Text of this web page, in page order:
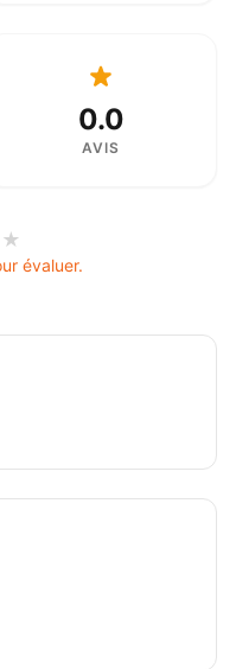
0.0
AVIS
★
évaluer.